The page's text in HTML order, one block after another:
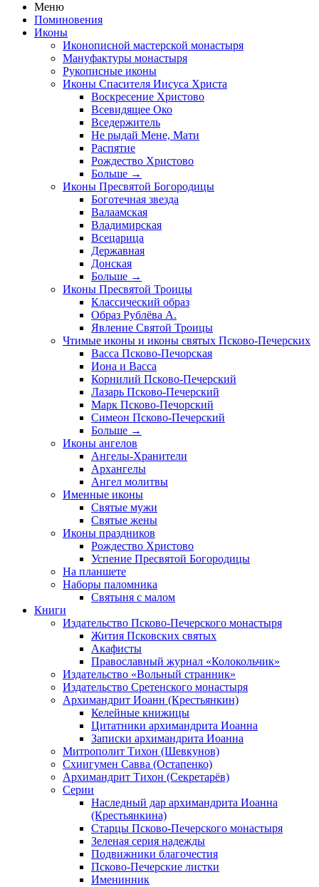
Меню
Поминовения
Иконы
Иконописной мастерской монастыря
Мануфактуры монастыря
Рукописные иконы
Иконы Спасителя Иисуса Христа
Воскресение Христово
Всевидящее Око
Вседержитель
Не рыдай Мене, Мати
Распятие
Рождество Христово
Больше →
Иконы Пресвятой Богородицы
Боготечная звезда
Валаамская
Владимирская
Всецарица
Державная
Донская
Больше →
Иконы Пресвятой Троицы
Классический образ
Образ Рублёва А.
Явление Святой Троицы
Чтимые иконы и иконы святых Псково-Печерских
Васса Псково-Печорская
Иона и Васса
Корнилий Псково-Печерский
Лазарь Псково-Печерский
Марк Псково-Печорский
Симеон Псково-Печерский
Больше →
Иконы ангелов
Ангелы-Хранители
Архангелы
Ангел молитвы
Именные иконы
Святые мужи
Святые жены
Иконы праздников
Рождество Христово
Успение Пресвятой Богородицы
На планшете
Наборы паломника
Святыня с малом
Книги
Издательство Псково-Печерского монастыря
Жития Псковских святых
Акафисты
Православный журнал «Колокольчик»
Издательство «Вольный странник»
Издательство Сретенского монастыря
Архимандрит Иоанн (Крестьянкин)
Келейные книжицы
Цитатники архимандрита Иоанна
Записки архимандрита Иоанна
Митрополит Тихон (Шевкунов)
Схиигумен Савва (Остапенко)
Архимандрит Тихон (Секретарёв)
Серии
Наследный дар архимандрита Иоанна
(Крестьянкина)
Старцы Псково-Печерского монастыря
Зеленая серия надежды
Подвижники благочестия
Псково-Печерские листки
Именинник